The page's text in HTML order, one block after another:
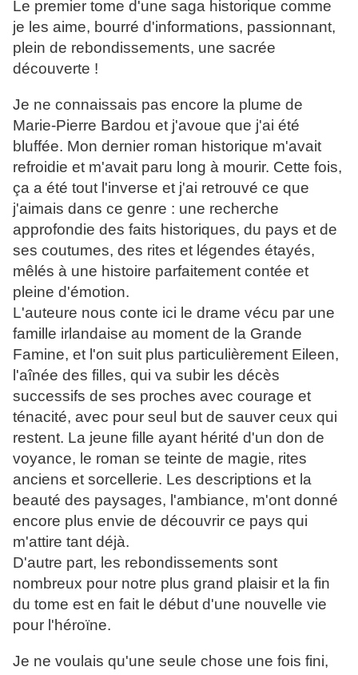
Le premier tome d'une saga historique comme
je les aime, bourré d'informations, passionnant,
plein de rebondissements, une sacrée
découverte !
Je ne connaissais pas encore la plume de
Marie-Pierre Bardou et j'avoue que j'ai été
bluffée. Mon dernier roman historique m'avait
refroidie et m'avait paru long à mourir. Cette fois,
ça a été tout l'inverse et j'ai retrouvé ce que
j'aimais dans ce genre : une recherche
approfondie des faits historiques, du pays et de
ses coutumes, des rites et légendes étayés,
mêlés à une histoire parfaitement contée et
pleine d'émotion.
L'auteure nous conte ici le drame vécu par une
famille irlandaise au moment de la Grande
Famine, et l'on suit plus particulièrement Eileen,
l'aînée des filles, qui va subir les décès
successifs de ses proches avec courage et
ténacité, avec pour seul but de sauver ceux qui
restent. La jeune fille ayant hérité d'un don de
voyance, le roman se teinte de magie, rites
anciens et sorcellerie. Les descriptions et la
beauté des paysages, l'ambiance, m'ont donné
encore plus envie de découvrir ce pays qui
m'attire tant déjà.
D'autre part, les rebondissements sont
nombreux pour notre plus grand plaisir et la fin
du tome est en fait le début d'une nouvelle vie
pour l'héroïne.
Je ne voulais qu'une seule chose une fois fini,